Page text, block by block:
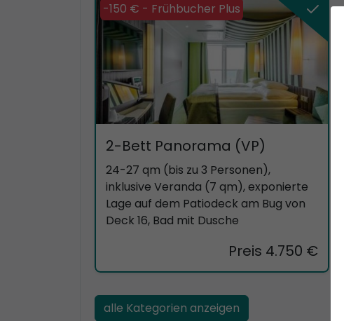
-150 € - Frühbucher Plus
2-Bett Panorama (VP)
24-27 qm (bis zu 3 Personen),
inklusive Veranda (7 qm), exponierte
Lage auf dem Patiodeck am Bug von
Deck 16, Bad mit Dusche
Preis 4.750 €
alle Kategorien anzeigen